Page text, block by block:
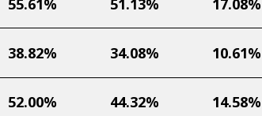
10.61%
34.08%
38.82%
14.58%
44.32%
52.00%